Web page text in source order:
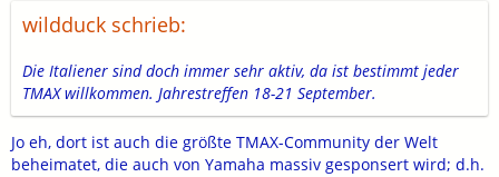
wildduck schrieb:
Die Italiener sind doch immer sehr aktiv, da ist bestimmt jeder
TMAX willkommen. Jahrestreffen 18-21 September.
Jo eh, dort ist auch die größte TMAX-Community der Welt
beheimatet, die auch von Yamaha massiv gesponsert wird; d.h.